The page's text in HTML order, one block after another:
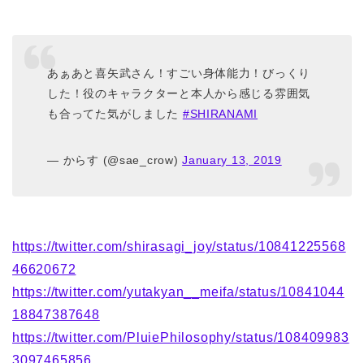
あぁあと喜矢武さん！すごい身体能力！びっくり
した！役のキャラクターと本人から感じる雰囲気
も合ってた気がしました #SHIRANAMI
— からす (@sae_crow)January 13, 2019
https://twitter.com/shirasagi_joy/status/10841225568
46620672
https://twitter.com/yutakyan__meifa/status/10841044
18847387648
https://twitter.com/PluiePhilosophy/status/108409983
3097465856